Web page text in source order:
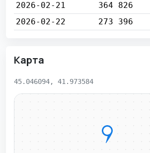
2026-02-21
364 826
2026-02-22
273 396
Карта
45.046094, 41.973584